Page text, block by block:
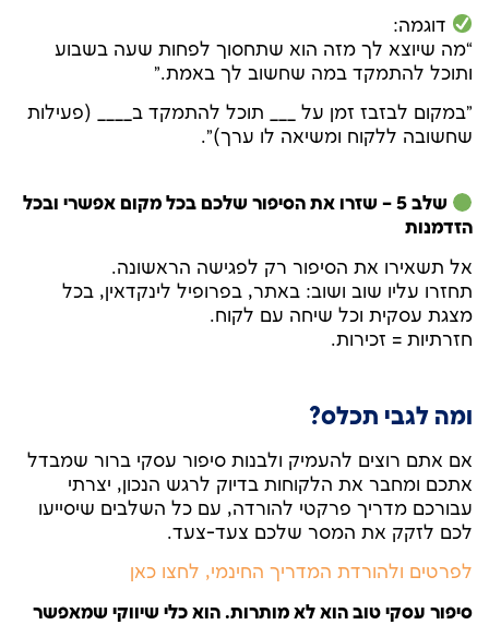
דוגמה:
“מה שיוצא לך מזה הוא שתחסוך לפחות שעה בשבוע
ותוכל להתמקד במה שחשוב לך באמת.”
"במקום לבזבז זמן על ___ תוכל להתמקד ב____ (פעילות
שחשובה ללקוח ומשיאה לו ערך)".
שלב 5 – שזרו את הסיפור שלכם בכל מקום אפשרי ובכל
הזדמנות
אל תשאירו את הסיפור רק לפגישה הראשונה.
תחזרו עליו שוב ושוב: באתר, בפרופיל לינקדאין, בכל
מצגת עסקית וכל שיחה עם לקוח.
חזרתיות = זכירות.
ומה לגבי תכלס?
אם אתם רוצים להעמיק ולבנות סיפור עסקי ברור שמבדל
אתכם ומחבר את הלקוחות בדיוק לרגש הנכון, יצרתי
עבורכם מדריך פרקטי להורדה, עם כל השלבים שיסייעו
לכם לזקק את המסר שלכם צעד-צעד.
לפרטים ולהורדת המדריך החינמי, לחצו כאן
סיפור עסקי טוב הוא לא מותרות. הוא כלי שיווקי שמאפשר